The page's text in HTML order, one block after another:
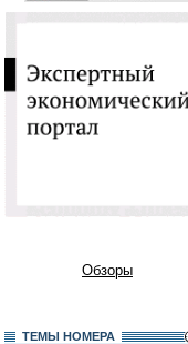
Обзоры
ТЕМЫ НОМЕРА